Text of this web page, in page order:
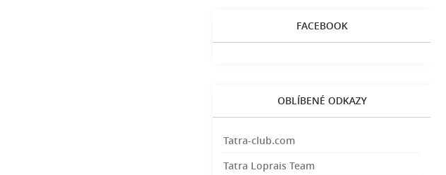
FACEBOOK
OBLÍBENÉ ODKAZY
Tatra-club.com
Tatra Loprais Team